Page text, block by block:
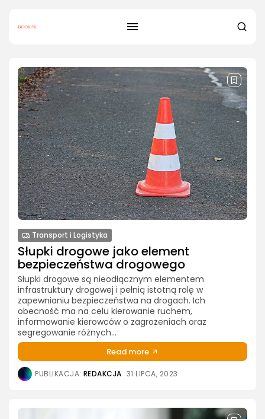
Transport i Logistyka
Słupki drogowe jako element
bezpieczeństwa drogowego
Słupki drogowe są nieodłącznym elementem
infrastruktury drogowej i pełnią istotną rolę w
zapewnianiu bezpieczeństwa na drogach. Ich
obecność ma na celu kierowanie ruchem,
informowanie kierowców o zagrożeniach oraz
segregowanie różnych...
Read more
PUBLIKACJA: REDAKCJA 31 LIPCA, 2023